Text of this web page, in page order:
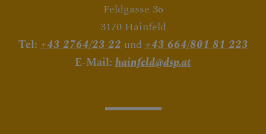
Feldgasse 36
3170 Hainfeld
Tel: +43 2764/23 22und+43 664/801 81 223
E-Mail: hainfeld@dsp.at